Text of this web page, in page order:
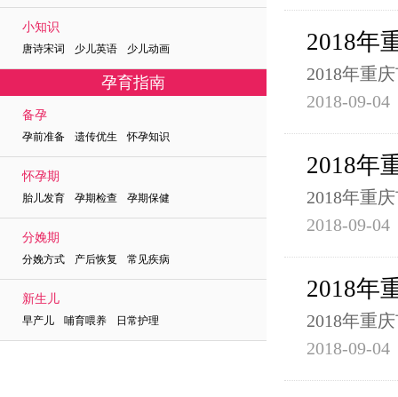
小知识
唐诗宋词 少儿英语 少儿动画
孕育指南
备孕
孕前准备 遗传优生 怀孕知识
怀孕期
胎儿发育 孕期检查 孕期保健
分娩期
分娩方式 产后恢复 常见疾病
新生儿
早产儿 哺育喂养 日常护理
2018年
2018年重
2018-09-04
2018年
2018年重
2018-09-04
2018年
2018年重
2018-09-04